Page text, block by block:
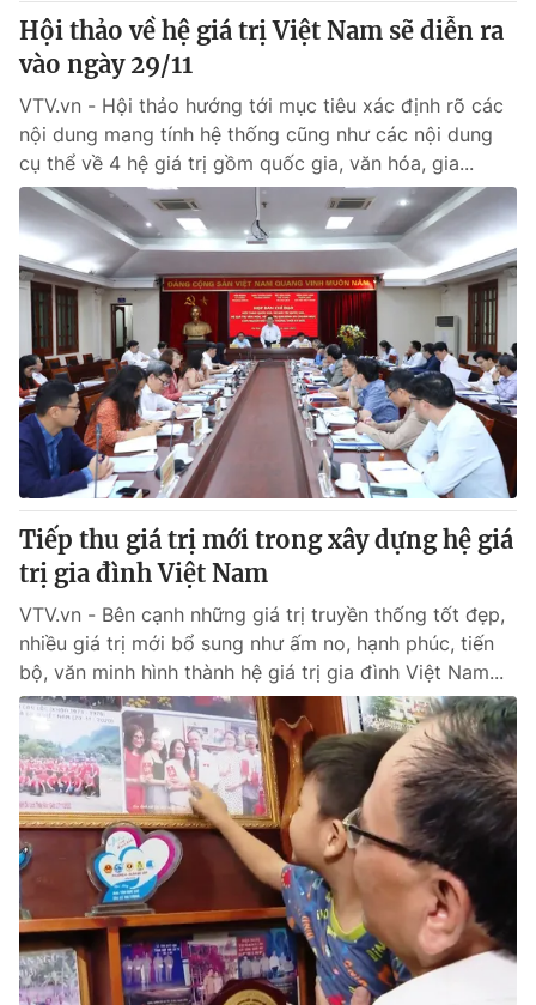
VTV4 Vươn mình bằng AI
Liên hệ tòa soạn English
THỜI BÁO VTV
Theo dõi báo trên
Cơ quan chủ quản:Đài Truyền hình Việt Nam
Cơ quan báo chí:Thời báo VTV
Giấy phép hoạt động báo in và báo điện tử số 483/GP-BTTTT
cấp ngày 29/12/2023
Tổng Biên tập:Vũ Thanh Thủy
Phó Tổng Biên tập:Nguyễn Thị Mỹ Hạnh, Phạm Quốc Thắng,
Nguyễn Trọng Ninh
Tổng đài VTV: 024.38 355 931 - 024.38 355 932
Ðiện thoại Thời báo VTV:024.66 897 897
Email:toasoan@vtv.vn
Liên hệ quảng cáo:024-7300.7108
Hội thảo về hệ giá trị Việt Nam sẽ diễn ra
vào ngày 29/11
VTV.vn - Hội thảo hướng tới mục tiêu xác định rõ các
nội dung mang tính hệ thống cũng như các nội dung
cụ thể về 4 hệ giá trị gồm quốc gia, văn hóa, gia...
Tiếp thu giá trị mới trong xây dựng hệ giá
trị gia đình Việt Nam
VTV.vn - Bên cạnh những giá trị truyền thống tốt đẹp,
nhiều giá trị mới bổ sung như ấm no, hạnh phúc, tiến
bộ, văn minh hình thành hệ giá trị gia đình Việt Nam...